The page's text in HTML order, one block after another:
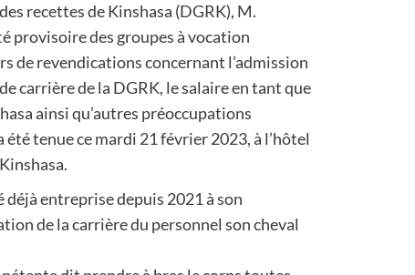
recettes de Kinshasa (DGRK), M.
provisoire des groupes à vocation
de revendications concernant l’admission
carrière de la DGRK, le salaire en tant que
ainsi qu’autres préoccupations
été tenue ce mardi 21 février 2023, à l’hôtel
entreprise depuis 2021 à son
de la carrière du personnel son cheval